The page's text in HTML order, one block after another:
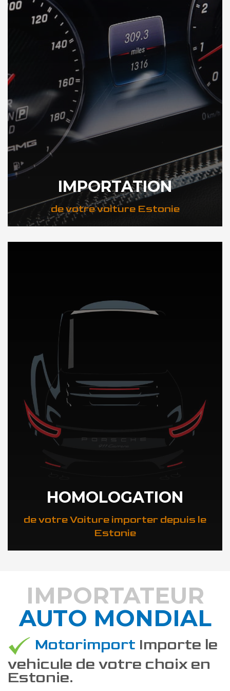
IMPORTATION
de votre voiture Estonie
DÉCOUVREZ NOTRE IMPORTATION AUTO en Estonie
HOMOLOGATION
de votre Voiture importer depuis le
Estonie
DÉCOUVREZ COMMENT
IMPORTATEUR
AUTO MONDIAL
Motorimport Importe le
vehicule de votre choix en
Estonie.